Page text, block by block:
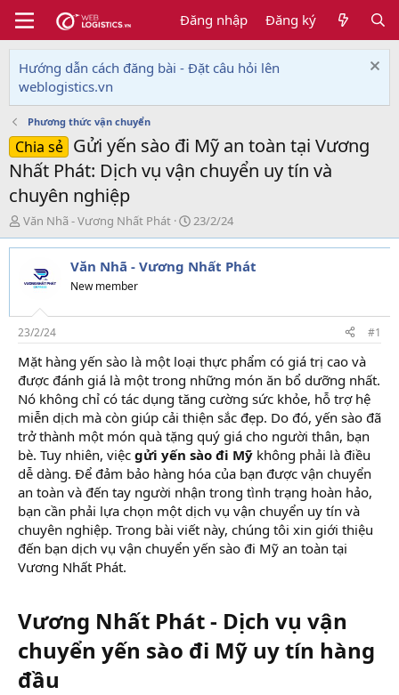
Đăng nhập Đăng ký
Hướng dẫn cách đăng bài - Đặt câu hỏi lên
weblogistics.vn
Phương thức vận chuyển
Chia sẻ Gửi yến sào đi Mỹ an toàn tại Vương
Nhất Phát: Dịch vụ vận chuyển uy tín và
chuyên nghiệp
T
h
r
a
s
t
a
r
t
e
r
Văn Nhã - Vương Nhất Phát
N
g
à
y
i
23/2/24
Văn Nhã - Vương Nhất Phát
New member
23/2/24 #1
Mặt hàng yến sào là một loại thực phẩm có giá trị cao và
được đánh giá là một trong những món ăn bổ dưỡng nhất.
Nó không chỉ có tác dụng tăng cường sức khỏe, hỗ trợ hệ
miễn dịch mà còn giúp cải thiện sắc đẹp. Do đó, yến sào đã
trở thành một món quà tặng quý giá cho người thân, bạn
bè. Tuy nhiên, việc gửi yến sào đi Mỹ không phải là điều
dễ dàng. Để đảm bảo hàng hóa của bạn được vận chuyển
an toàn và đến tay người nhận trong tình trạng hoàn hảo,
bạn cần phải lựa chọn một dịch vụ vận chuyển uy tín và
chuyên nghiệp. Trong bài viết này, chúng tôi xin giới thiệu
đến bạn dịch vụ vận chuyển yến sào đi Mỹ an toàn tại
Vương Nhất Phát.
Vương Nhất Phát - Dịch vụ vận
chuyển yến sào đi Mỹ uy tín hàng
đầu​